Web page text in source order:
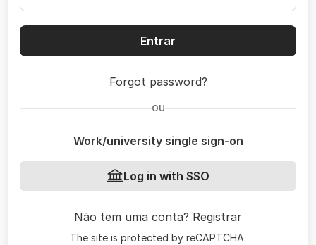
Entrar
Forgot password?
OU
Work/university single sign-on
Log in with SSO
Não tem uma conta? Registrar
The site is protected by reCAPTCHA.